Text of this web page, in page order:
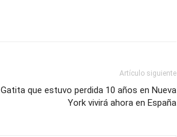
Artículo siguiente
Gatita que estuvo perdida 10 años en Nueva
York vivirá ahora en España